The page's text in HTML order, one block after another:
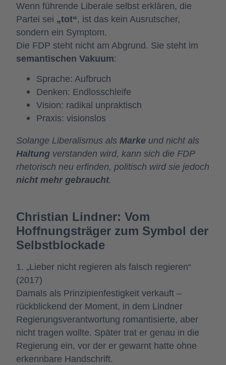
Wenn führende Liberale selbst erklären, die
Partei sei „tot“, ist das kein Ausrutscher,
sondern ein Symptom.
Die FDP steht nicht am Abgrund. Sie steht im
semantischen Vakuum:
Sprache: Aufbruch
Denken: Endlosschleife
Vision: radikal unpraktisch
Praxis: visionslos
Solange Liberalismus als Marke
Haltung verstanden wird, kann sich die FDP
nicht mehr gebraucht.
Christian Lindner: Vom
Hoffnungsträger zum Symbol der
Selbstblockade
1. „Lieber nicht regieren als falsch regieren“
(2017)
Damals als Prinzipienfestigkeit verkauft –
rückblickend der Moment, in dem Lindner
Regierungsverantwortung romantisierte, aber
nicht tragen wollte. Später trat er genau in die
Regierung ein, vor der er gewarnt hatte ohne
erkennbare Handschrift.